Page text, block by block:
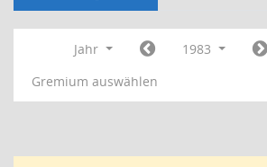
Jahr
1983
Gremium auswählen